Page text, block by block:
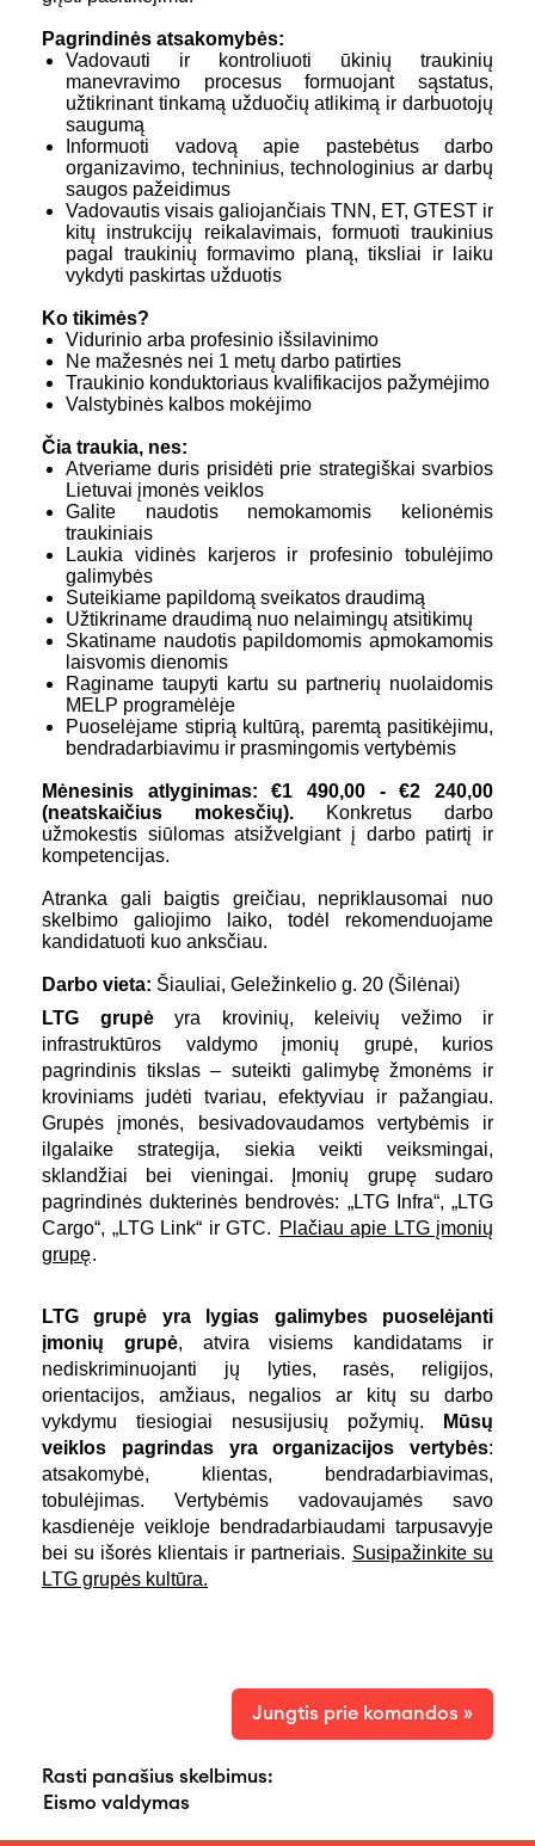
Pagrindinės atsakomybės:
Vadovauti ir kontroliuoti ūkinių traukinių
manevravimo procesus formuojant sąstatus,
užtikrinant tinkamą užduočių atlikimą ir darbuotojų
saugumą
Informuoti vadovą apie pastebėtus darbo
organizavimo, techninius, technologinius ar darbų
saugos pažeidimus
Vadovautis visais galiojančiais TNN, ET, GTEST ir
kitų instrukcijų reikalavimais, formuoti traukinius
pagal traukinių formavimo planą, tiksliai ir laiku
vykdyti paskirtas užduotis
Ko tikimės?
Vidurinio arba profesinio išsilavinimo
Ne mažesnės nei 1 metų darbo patirties
Traukinio konduktoriaus kvalifikacijos pažymėjimo
Valstybinės kalbos mokėjimo
Čia traukia, nes:
Atveriame duris prisidėti prie strategiškai svarbios
Lietuvai įmonės veiklos
Galite naudotis nemokamomis kelionėmis
traukiniais
Laukia vidinės karjeros ir profesinio tobulėjimo
galimybės
Suteikiame papildomą sveikatos draudimą
Užtikriname draudimą nuo nelaimingų atsitikimų
Skatiname naudotis papildomomis apmokamomis
laisvomis dienomis
Raginame taupyti kartu su partnerių nuolaidomis
MELP programėlėje
Puoselėjame stiprią kultūrą, paremtą pasitikėjimu,
bendradarbiavimu ir prasmingomis vertybėmis
Mėnesinis atlyginimas: €1 490,00 -€2 240,00
(neatskaičius mokesčių). Konkretus darbo
užmokestis siūlomas atsižvelgiant į darbo patirtį ir
kompetencijas.
Atranka gali baigtis greičiau, nepriklausomai nuo
skelbimo galiojimo laiko, todėl rekomenduojame
kandidatuoti kuo anksčiau.
Darbo vieta: Šiauliai, Geležinkelio g. 20 (Šilėnai)
LTG grupėyra krovinių, keleivių vežimo ir
infrastruktūros valdymo įmonių grupė, kurios
pagrindinis tikslas – suteikti galimybę žmonėms ir
kroviniams judėti tvariau, efektyviau ir pažangiau.
Grupės įmonės, besivadovaudamos vertybėmis ir
ilgalaike strategija, siekia veikti veiksmingai,
sklandžiai bei vieningai. Įmonių grupę sudaro
pagrindinės dukterinės bendrovės: „LTG Infra“, „LTG
Cargo“, „LTG Link“ ir GTC. Plačiau apie LTG įmonių
grupę.
LTG grupė yra lygias galimybes puoselėjanti
įmonių grupė, atvira visiems kandidatams ir
nediskriminuojanti jų lyties, rasės, religijos,
orientacijos, amžiaus, negalios ar kitų su darbo
vykdymu tiesiogiai nesusijusių požymių.
Mūsų
veiklos pagrindas yra organizacijos vertybės:
atsakomybė, klientas, bendradarbiavimas,
tobulėjimas. Vertybėmis vadovaujamės savo
kasdienėje veikloje bendradarbiaudami tarpusavyje
bei su išorės klientais ir partneriais. Susipažinkite su
LTG grupės kultūra.
Jungtis prie komandos »
Rasti panašius skelbimus:
Eismo valdymas